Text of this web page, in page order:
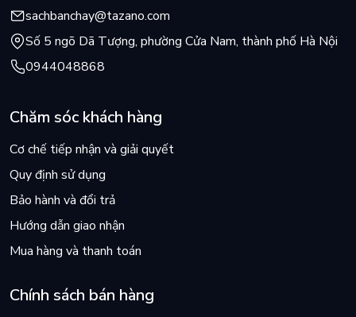
sachbanchay@tazano.com
Số 5 ngõ Dã Tượng, phường Cửa Nam, thành phố Hà Nội
0944048868
Chăm sóc khách hàng
Cơ chế tiếp nhận và giải quyết
Quy định sử dụng
Bảo hành và đổi trả
Hướng dẫn giao nhận
Mua hàng và thanh toán
Chính sách bán hàng